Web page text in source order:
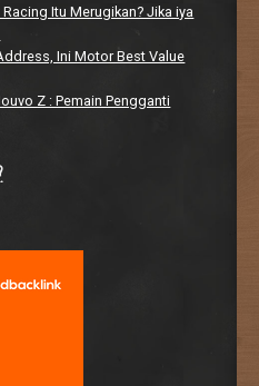
Itu Merugikan? Jika iya
Ini Motor Best Value
Z : Pemain Pengganti